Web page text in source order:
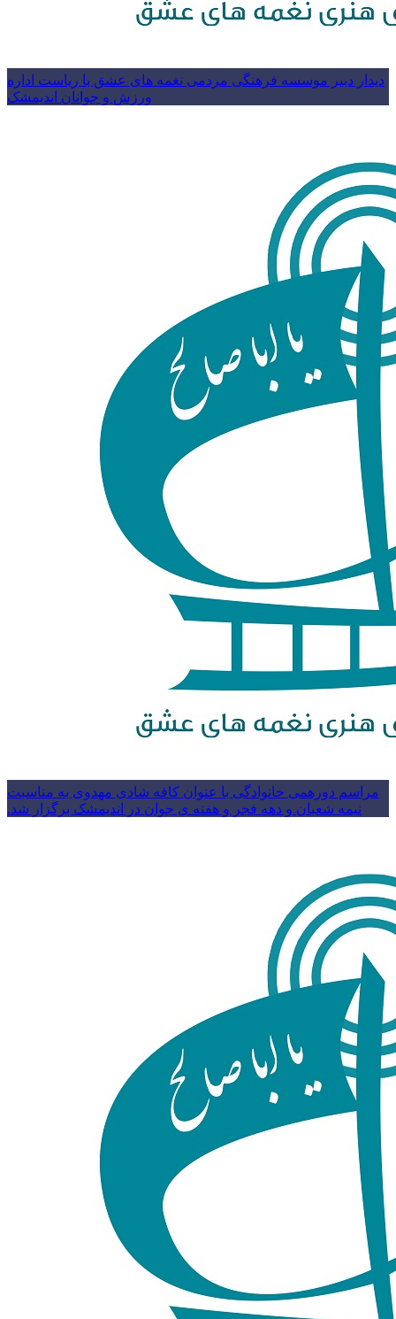
دیدار دبیر موسسه فرهنگی مردمی نغمه های عشق با ریاست اداره
ورزش و جوانان اندیمشک
مراسم دورهمی خانوادگی با عنوان کافه شادی مهدوی به مناسبت
نیمه شعبان و دهه فجر و هفته ی جوان در اندیمشک برگزار شد.